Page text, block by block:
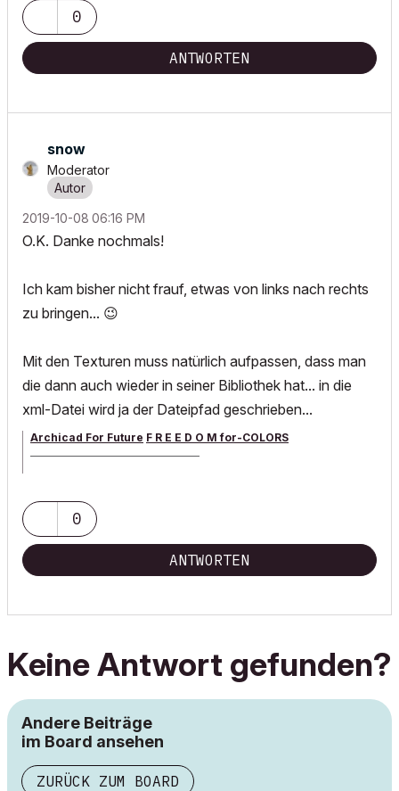
0
ANTWORTEN
snow
Moderator
‎2019-10-08 06:16 PM
O.K. Danke nochmals!
Ich kam bisher nicht frauf, etwas von links nach rechts
zu bringen... 😉
Mit den Texturen muss natürlich aufpassen, dass man
die dann auch wieder in seiner Bibliothek hat... in die
xml-Datei wird ja der Dateipfad geschrieben...
Archicad For Future F R E E D O M for-COLORS
0
ANTWORTEN
Keine Antwort gefunden?
Andere Beiträge
im Board ansehen
ZURÜCK ZUM BOARD